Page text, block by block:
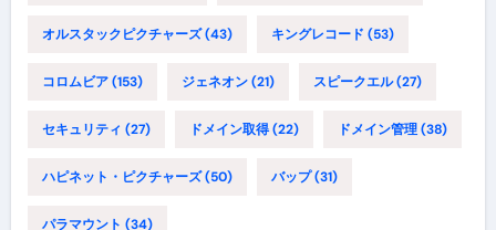
オルスタックピクチャーズ(43) キングレコード (53)
コロムビア(153) ジェネオン(21) スピークエル(27)
セキュリティ (27) ドメイン取得(22) ドメイン管理(38)
ハピネット・ピクチャーズ(50) バップ(31)
パラマウント (34)